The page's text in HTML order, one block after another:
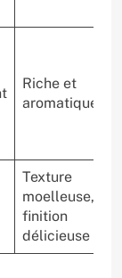
Riche et
aromatique
Texture
moelleuse,
finition
délicieuse